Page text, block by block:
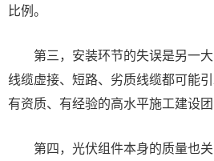
比例。
第三，安装环节的失误是另一
线缆虚接、短路、劣质线缆都可能
有资质、有经验的高水平施工建设团
第四，光伏组件本身的质量也